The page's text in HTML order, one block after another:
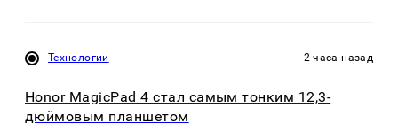
Технологии 2 часа назад
Honor MagicPad 4 стал самым тонким 12,3-
дюймовым планшетом